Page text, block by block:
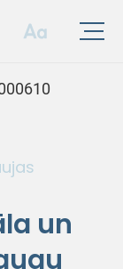
un